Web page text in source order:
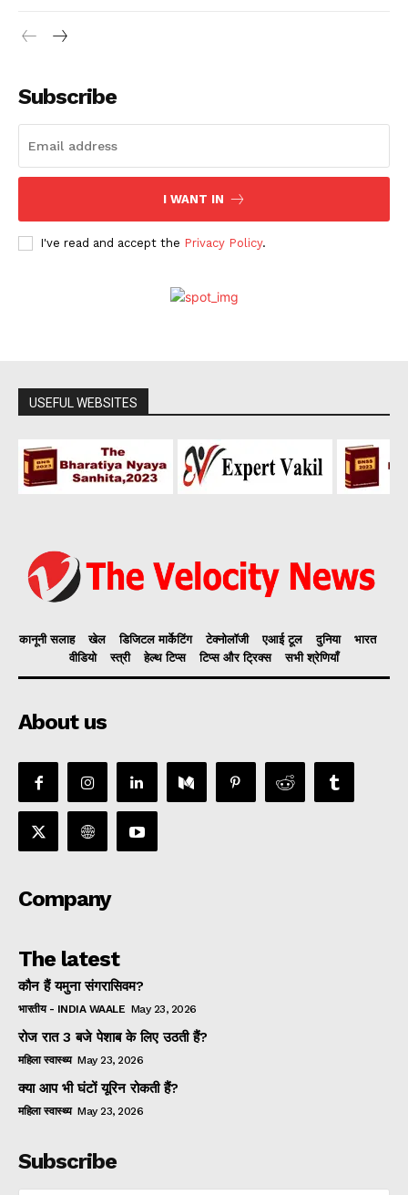
Subscribe
I WANT IN
I've read and accept the Privacy Policy.
USEFUL WEBSITES
कानूनी सलाह खेल डिजिटल मार्केटिंग टेक्नोलॉजी एआई टूल दुनिया
भारत
वीडियो
स्त्री हेल्थ टिप्स टिप्स और ट्रिक्स सभी श्रेणियाँ
About us
Company
The latest
कौन हैं यमुना संगरासिवम?
भारतीय - INDIA WAALE May 23, 2026
रोज रात 3 बजे पेशाब के लिए उठती हैं?
महिला स्वास्थ्य May 23, 2026
क्या आप भी घंटों यूरिन रोकती हैं?
महिला स्वास्थ्य May 23, 2026
Subscribe